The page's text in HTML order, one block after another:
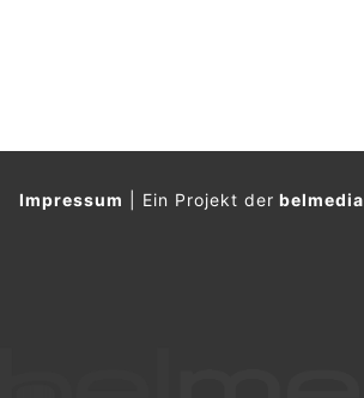
Impressum Ein Projekt derbelmedia